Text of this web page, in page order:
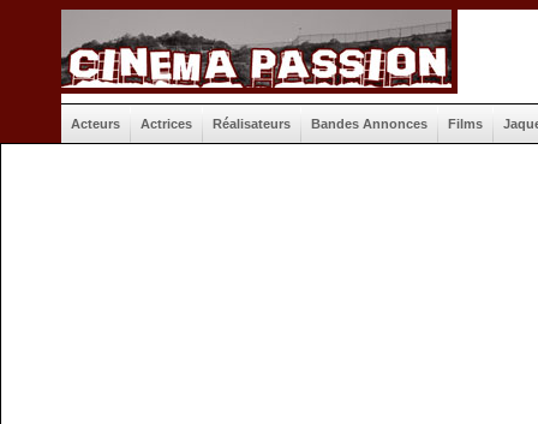
Acteurs Actrices Réalisateurs Bandes Annonces Films